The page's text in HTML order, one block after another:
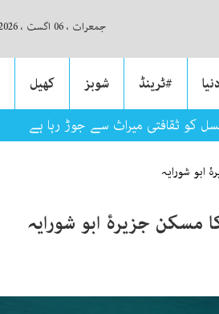
جمعرات ، 06 اگست ، 2026
دنیا #ٹرینڈ شوبز کھیل
کو ثقافتی میراث سے جوڑ رہا ہے
ابو شورایہ
جزیرۂ ابو شورایہ